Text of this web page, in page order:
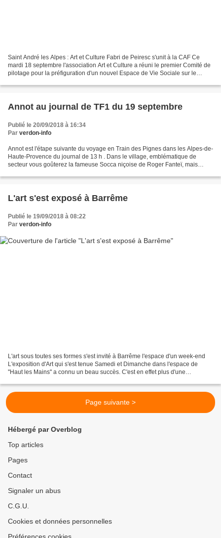
Saint André les Alpes : Art et Culture Fabri de Peiresc s'unit à la CAF Ce
mardi 18 septembre l'association Art et Culture a réuni le premier Comité de
pilotage pour la préfiguration d'un nouvel Espace de Vie Sociale sur le
Annot au journal de TF1 du 19 septembre
Publié le 20/09/2018 à 16:34
Par verdon-info
Annot est l'étape suivante du voyage en Train des Pignes dans les Alpes-de-
Haute-Provence du journal de 13 h . Dans le village, emblématique de
secteur vous goûterez la fameuse Socca niçoise de Roger Fanteï, mais
L'art s'est exposé à Barrême
Publié le 19/09/2018 à 08:22
Par verdon-info
L'art sous toutes ses formes s'est invité à Barrême l'espace d'un week-end
L'exposition d'Art qui s'est tenue Samedi et Dimanche dans l'espace de
''Haut les Mains'' a connu un beau succès. C'est en effet plus d'une
Page suivante >
Hébergé par Overblog
Top articles
Pages
Contact
Signaler un abus
C.G.U.
Cookies et données personnelles